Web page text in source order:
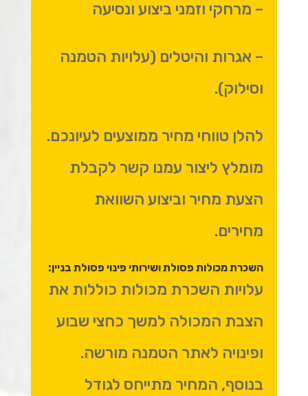
– מרחקי וזמני ביצוע ונסיעה
– אגרות והיטלים (עלויות הטמנה
וסילוק).
להלן טווחי מחיר ממוצעים לעיונכם.
מומלץ ליצור עמנו קשר לקבלת
הצעת מחיר וביצוע השוואת
מחירים.
השכרת מכולות פסולת ושירותי פינוי פסולת בניין:
עלויות השכרת מכולות כוללות את
הצבת המכולה למשך כחצי שבוע
ופינויה לאתר הטמנה מורשה.
בנוסף, המחיר מתייחס לגודל